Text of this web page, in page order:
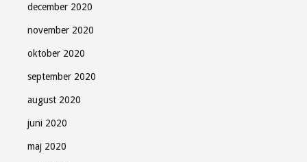
december 2020
november 2020
oktober 2020
september 2020
august 2020
juni 2020
maj 2020